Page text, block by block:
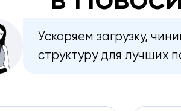
Ускоряем загрузку,
структуру для лучших